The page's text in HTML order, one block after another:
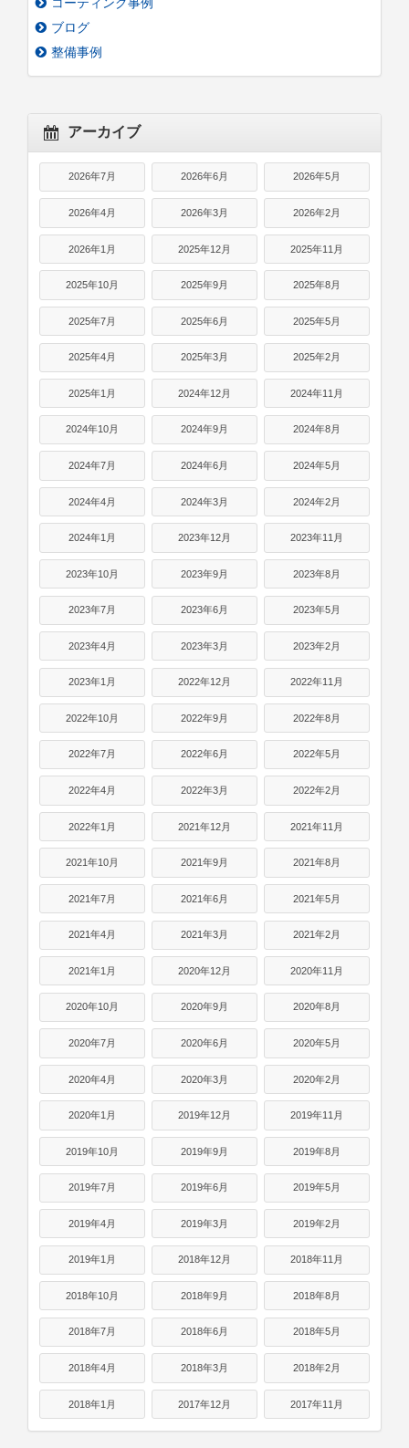
ブログ
整備事例
アーカイブ
2026年7月 2026年6月 2026年5月
2026年4月 2026年3月 2026年2月
2026年1月 2025年12月 2025年11月
2025年10月 2025年9月 2025年8月
2025年7月 2025年6月 2025年5月
2025年4月 2025年3月 2025年2月
2025年1月 2024年12月 2024年11月
2024年10月 2024年9月 2024年8月
2024年7月 2024年6月 2024年5月
2024年4月 2024年3月 2024年2月
2024年1月 2023年12月 2023年11月
2023年10月 2023年9月 2023年8月
2023年7月 2023年6月 2023年5月
2023年4月 2023年3月 2023年2月
2023年1月 2022年12月 2022年11月
2022年10月 2022年9月 2022年8月
2022年7月 2022年6月 2022年5月
2022年4月 2022年3月 2022年2月
2022年1月 2021年12月 2021年11月
2021年10月 2021年9月 2021年8月
2021年7月 2021年6月 2021年5月
2021年4月 2021年3月 2021年2月
2021年1月 2020年12月 2020年11月
2020年10月 2020年9月 2020年8月
2020年7月 2020年6月 2020年5月
2020年4月 2020年3月 2020年2月
2020年1月 2019年12月 2019年11月
2019年10月 2019年9月 2019年8月
2019年7月 2019年6月 2019年5月
2019年4月 2019年3月 2019年2月
2019年1月 2018年12月 2018年11月
2018年10月 2018年9月 2018年8月
2018年7月 2018年6月 2018年5月
2018年4月 2018年3月 2018年2月
2018年1月 2017年12月 2017年11月